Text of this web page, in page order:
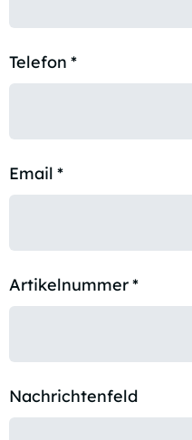
Telefon *
Email *
Artikelnummer*
Nachrichtenfeld